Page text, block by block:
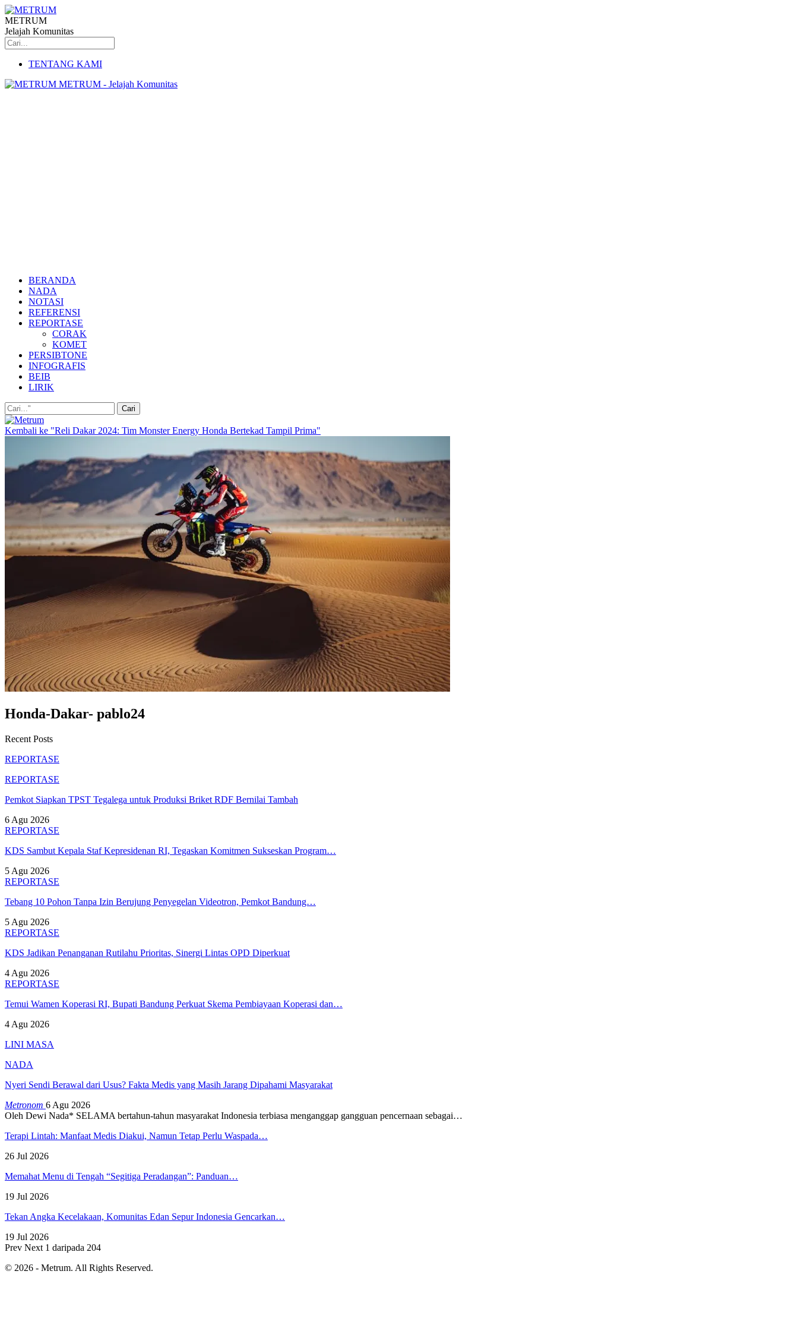
METRUM
Jelajah Komunitas
TENTANG KAMI
METRUM - Jelajah Komunitas
BERANDA
NADA
NOTASI
REFERENSI
REPORTASE
CORAK
KOMET
PERSIBTONE
INFOGRAFIS
BEIB
LIRIK
Kembali ke "Reli Dakar 2024: Tim Monster Energy Honda Bertekad Tampil Prima"
Honda-Dakar- pablo24
Recent Posts
REPORTASE
REPORTASE
Pemkot Siapkan TPST Tegalega untuk Produksi Briket RDF Bernilai Tambah
6 Agu 2026
REPORTASE
KDS Sambut Kepala Staf Kepresidenan RI, Tegaskan Komitmen Sukseskan Program…
5 Agu 2026
REPORTASE
Tebang 10 Pohon Tanpa Izin Berujung Penyegelan Videotron, Pemkot Bandung…
5 Agu 2026
REPORTASE
KDS Jadikan Penanganan Rutilahu Prioritas, Sinergi Lintas OPD Diperkuat
4 Agu 2026
REPORTASE
Temui Wamen Koperasi RI, Bupati Bandung Perkuat Skema Pembiayaan Koperasi dan…
4 Agu 2026
LINI MASA
NADA
Nyeri Sendi Berawal dari Usus? Fakta Medis yang Masih Jarang Dipahami Masyarakat
Metronom 6 Agu 2026
Oleh Dewi Nada* SELAMA bertahun-tahun masyarakat Indonesia terbiasa menganggap gangguan pencernaan sebagai…
Terapi Lintah: Manfaat Medis Diakui, Namun Tetap Perlu Waspada…
26 Jul 2026
Memahat Menu di Tengah “Segitiga Peradangan”: Panduan…
19 Jul 2026
Tekan Angka Kecelakaan, Komunitas Edan Sepur Indonesia Gencarkan…
19 Jul 2026
Prev Next 1 daripada 204
© 2026 - Metrum. All Rights Reserved.